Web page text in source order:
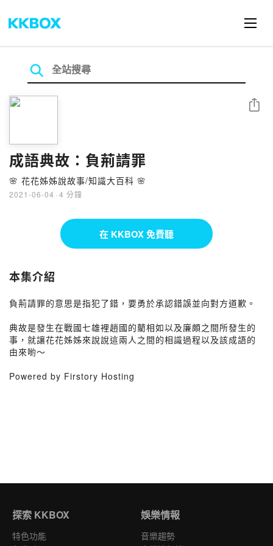
成語典故：負荊請罪
🌸 花花姊姊說故事/知識大百科 🌸
2021-06-04 · 4 分鐘
分享
在 KKBOX 免費聽
本集介紹
負荊請罪的意思是指犯了錯，要勇於承認錯誤並向對方道歉。
典故是發生在戰國七雄裡趙國的藺相如以及廉頗之間所發生的
事，就讓花花姊姊來說說這兩人之間的相識過程以及該成語的
由來喲～
Powered by Firstory Hosting
探索 KKBOX
特色功能
娛樂情報
音樂趨勢